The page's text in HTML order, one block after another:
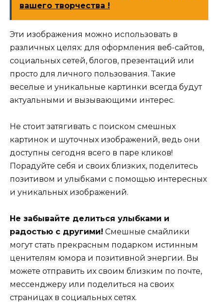
вашего творчества !
Эти изображения можно использовать в
различных целях: для оформления веб-сайтов,
социальных сетей, блогов, презентаций или
просто для личного пользования. Такие
веселые и уникальные картинки всегда будут
актуальными и вызывающими интерес.
Не стоит затягивать с поиском смешных
картинок и шуточных изображений, ведь они
доступны сегодня всего в паре кликов!
Порадуйте себя и своих близких, поделитесь
позитивом и улыбками с помощью интересных
и уникальных изображений.
Не забывайте делиться улыбками и
радостью с другими! Смешные смайлики
могут стать прекрасным подарком истинным
ценителям юмора и позитивной энергии. Вы
можете отправить их своим близким по почте,
мессенджеру или поделиться на своих
страницах в социальных сетях.